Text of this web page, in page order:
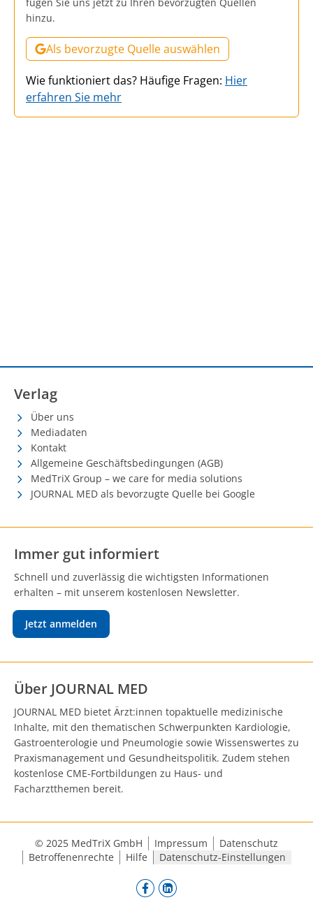
hinzu.
Als bevorzugte Quelle auswählen
Wie funktioniert das? Häufige Fragen: Hier
erfahren Sie mehr
Verlag
Über uns
Mediadaten
Kontakt
Allgemeine Geschäftsbedingungen (AGB)
MedTriX Group – we care for media solutions
JOURNAL MED als bevorzugte Quelle bei Google
Immer gut informiert
Schnell und zuverlässig die wichtigsten Informationen
erhalten – mit unserem kostenlosen Newsletter.
Jetzt anmelden
Über JOURNAL MED
JOURNAL MED bietet Ärzt:innen topaktuelle medizinische
Inhalte, mit den thematischen Schwerpunkten Kardiologie,
Gastroenterologie und Pneumologie sowie Wissenswertes zu
Praxismanagement und Gesundheitspolitik. Zudem stehen
kostenlose CME-Fortbildungen zu Haus- und
Facharztthemen bereit.
© 2025 MedTriX GmbH Impressum
Datenschutz
Betroffenenrechte
Hilfe Datenschutz-Einstellungen